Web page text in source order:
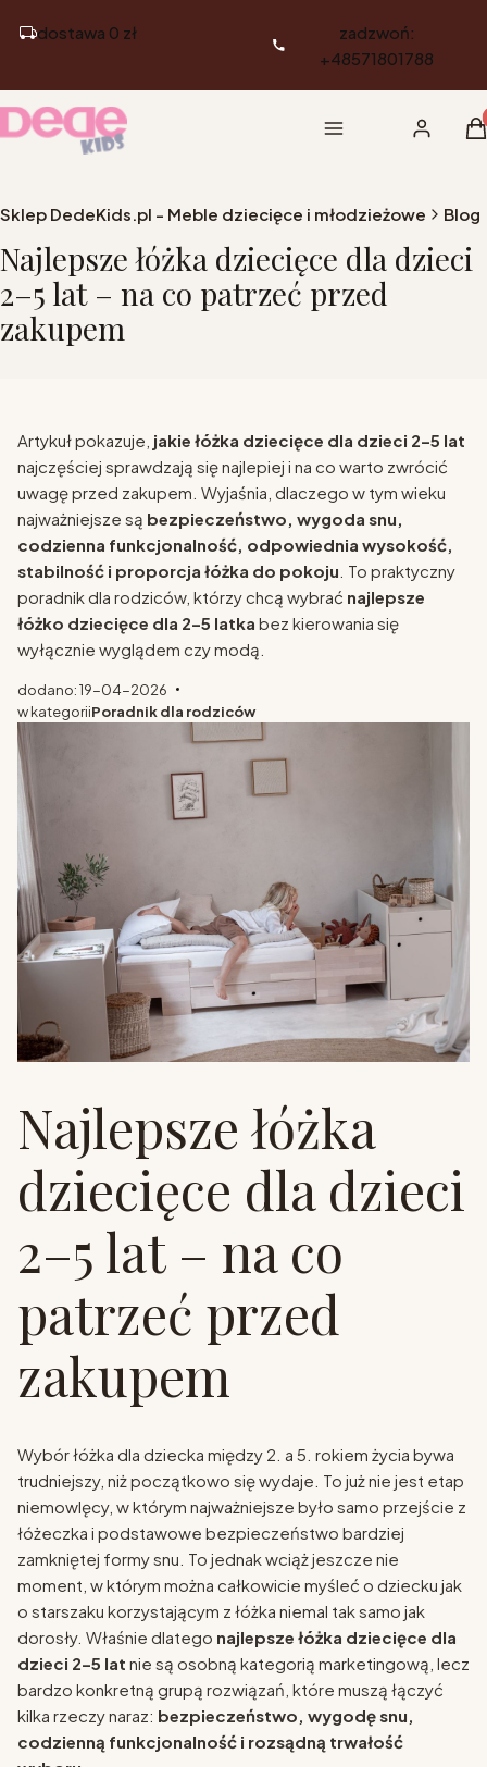
dostawa 0 zł
zadzwoń:
+48571801788
Menu Zaloguj się
Sklep DedeKids.pl - Meble dziecięce i młodzieżowe Blog
Najlepsze łóżka dziecięce dla dzieci
2–5 lat – na co patrzeć przed
zakupem
Artykuł pokazuje, jakie łóżka dziecięce dla dzieci 2–5 lat
najczęściej sprawdzają się najlepiej i na co warto zwrócić
uwagę przed zakupem. Wyjaśnia, dlaczego w tym wieku
najważniejsze są bezpieczeństwo, wygoda snu,
codzienna funkcjonalność, odpowiednia wysokość,
stabilność i proporcja łóżka do pokoju . To praktyczny
poradnik dla rodziców, którzy chcą wybrać najlepsze
łóżko dziecięce dla 2–5 latka bez kierowania się
wyłącznie wyglądem czy modą.
dodano: 19-04-2026
w kategoriiPoradnik dla rodziców
Najlepsze łóżka
dziecięce dla dzieci
2–5 lat – na co
patrzeć przed
zakupem
Wybór łóżka dla dziecka między 2. a 5. rokiem życia bywa
trudniejszy, niż początkowo się wydaje. To już nie jest etap
niemowlęcy, w którym najważniejsze było samo przejście z
łóżeczka i podstawowe bezpieczeństwo bardziej
zamkniętej formy snu. To jednak wciąż jeszcze nie
moment, w którym można całkowicie myśleć o dziecku jak
o starszaku korzystającym z łóżka niemal tak samo jak
dorosły. Właśnie dlatego najlepsze łóżka dziecięce dla
dzieci 2–5 lat nie są osobną kategorią marketingową, lecz
bardzo konkretną grupą rozwiązań, które muszą łączyć
kilka rzeczy naraz: bezpieczeństwo, wygodę snu,
codzienną funkcjonalność i rozsądną trwałość